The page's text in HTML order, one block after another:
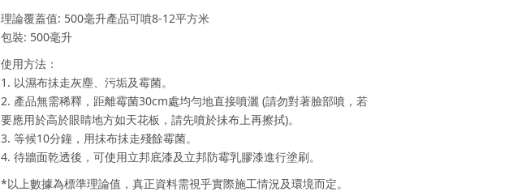
理論覆蓋值: 500毫升產品可噴8-12平方米
包裝: 500毫升
使用方法：
1. 以濕布抺走灰塵、污垢及霉菌。
2. 產品無需稀釋，距離霉菌30cm處均勻地直接噴灑 (請勿對著臉部噴，若
要應用於高於眼睛地方如天花板，請先噴於抺布上再擦拭)。
3. 等候10分鐘，用抺布抺走殘餘霉菌。
4. 待牆面乾透後，可使用立邦底漆及立邦防霉乳膠漆進行塗刷。
*以上數據為標準理論值，真正資料需視乎實際施工情況及環境而定。